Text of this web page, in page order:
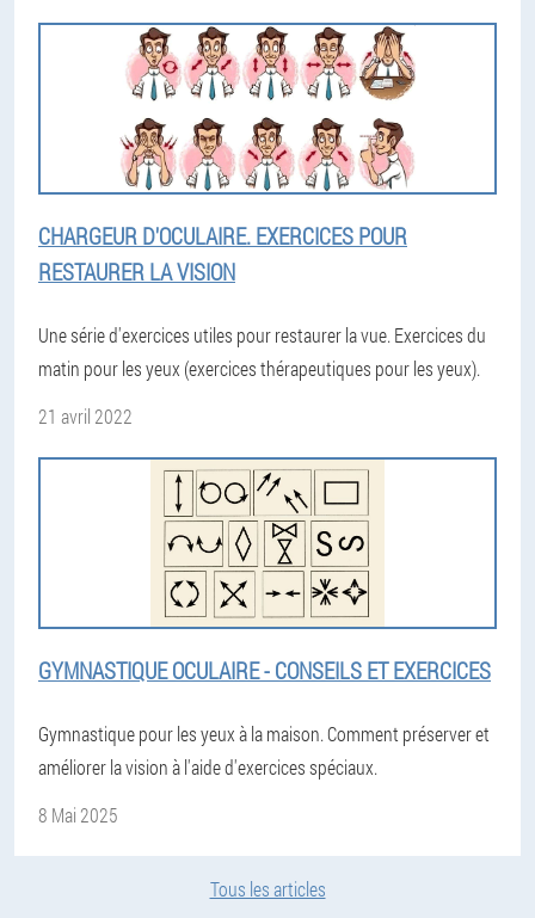
CHARGEUR D'OCULAIRE. EXERCICES POUR
RESTAURER LA VISION
Une série d'exercices utiles pour restaurer la vue. Exercices du
matin pour les yeux (exercices thérapeutiques pour les yeux).
21 avril 2022
GYMNASTIQUE OCULAIRE - CONSEILS ET EXERCICES
Gymnastique pour les yeux à la maison. Comment préserver et
améliorer la vision à l'aide d'exercices spéciaux.
8 Mai 2025
Tous les articles